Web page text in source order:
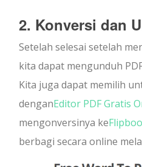
2. Konversi dan
Setelah selesai setelah
kita dapat mengunduh
Kita juga dapat memilih
denganEditor PDF Gratis
mengonversinya ke
berbagi secara online